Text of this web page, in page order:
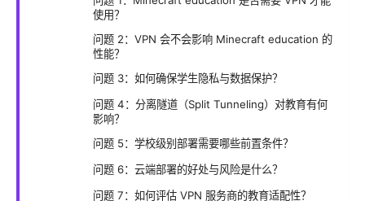
使用？
问题 2：VPN 会不会影响 Minecraft education 的
性能？
问题 3：如何确保学生隐私与数据保护？
问题 4：分离隧道（Split Tunneling）对教育有何
影响？
问题 5：学校级别部署需要哪些前置条件？
问题 6：云端部署的好处与风险是什么？
问题 7：如何评估 VPN 服务商的教育适配性？